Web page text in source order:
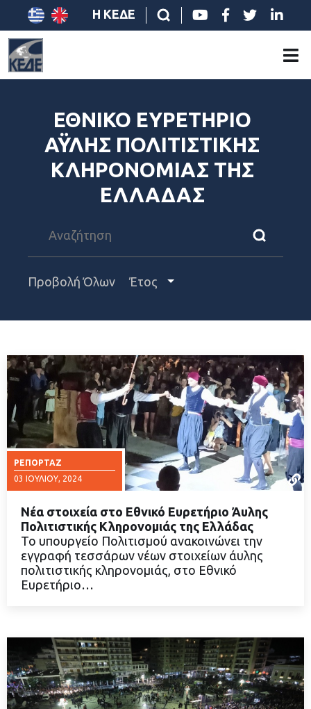
Η ΚΕΔΕ
ΕΘΝΙΚΟ ΕΥΡΕΤΗΡΙΟ
ΑΫΛΗΣ ΠΟΛΙΤΙΣΤΙΚΗΣ
ΚΛΗΡΟΝΟΜΙΑΣ ΤΗΣ
ΕΛΛΑΔΑΣ
Προβολή Όλων Έτος
ΡΕΠΟΡΤΆΖ
03 ΙΟΥΛΊΟΥ, 2024
ΔΙΑΒΑΣΤΕ ΠΕΡΙΣΣΟΤΕΡΑ
Νέα στοιχεία στο Εθνικό Ευρετήριο Άυλης
Πολιτιστικής Κληρονομιάς της Ελλάδας
Το υπουργείο Πολιτισμού ανακοινώνει την
εγγραφή τεσσάρων νέων στοιχείων άυλης
πολιτιστικής κληρονομιάς, στο Εθνικό
Ευρετήριο…